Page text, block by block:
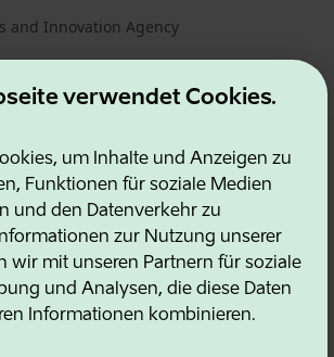
verwendet Cookies.
um Inhalte und Anzeigen zu
Funktionen für soziale Medien
und den Datenverkehr zu
zur Nutzung unserer
wir mit unseren Partnern für soziale
und Analysen, die diese Daten
Informationen kombinieren.
and Innovation Agency